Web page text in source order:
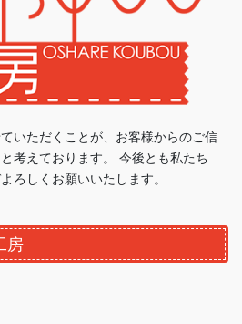
いただくことが、お客様からのご信
考えております。 今後とも私たち
ろしくお願いいたします。
房